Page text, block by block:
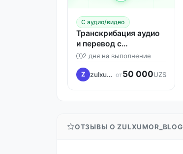
С аудио/видео
Транскрибация аудио
и перевод с
английского
2 дня на выполнение
Z zulxumor_blog от50 000UZS
ОТЗЫВЫ О ZULXUMOR_BLOG